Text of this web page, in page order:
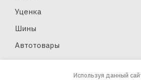
Уценка
Шины
Автотовары
Используя данный